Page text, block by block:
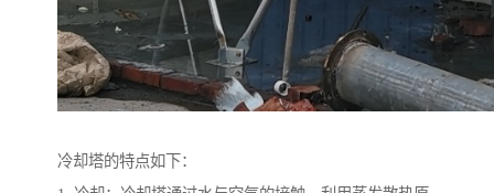
冷却塔的特点如下：